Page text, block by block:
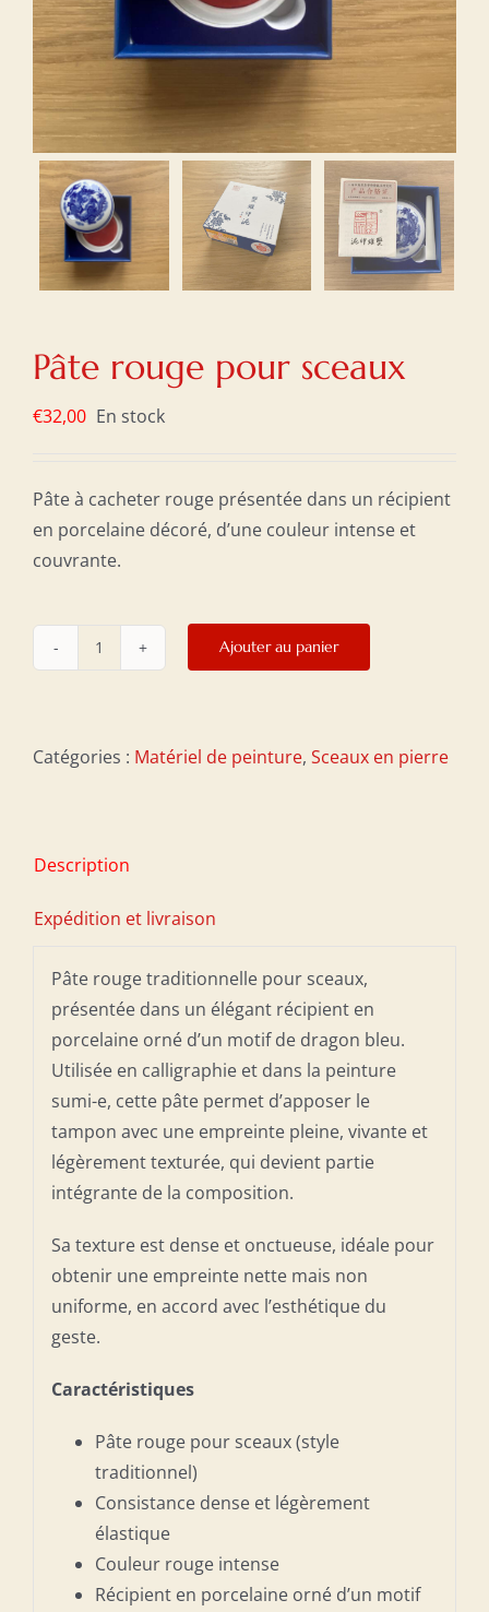
Pâte rouge pour sceaux
€32,00 En stock
Pâte à cacheter rouge présentée dans un récipient
en porcelaine décoré, d’une couleur intense et
couvrante.
quantité
rouge
Ajouter au panier
Catégories : Matériel de peinture, Sceaux en pierre
Description
Expédition et livraison
Pâte rouge traditionnelle pour sceaux,
présentée dans un élégant récipient en
porcelaine orné d’un motif de dragon bleu.
Utilisée en calligraphie et dans la peinture
sumi-e, cette pâte permet d’apposer le
tampon avec une empreinte pleine, vivante et
légèrement texturée, qui devient partie
intégrante de la composition.
Sa texture est dense et onctueuse, idéale pour
obtenir une empreinte nette mais non
uniforme, en accord avec l’esthétique du
geste.
Caractéristiques
Pâte rouge pour sceaux (style
traditionnel)
Consistance dense et légèrement
élastique
Couleur rouge intense
Récipient en porcelaine orné d’un motif